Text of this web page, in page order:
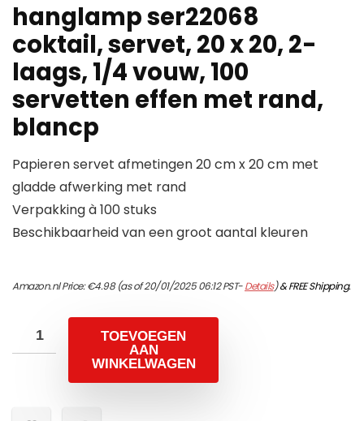
hanglamp ser22068
coktail, servet, 20 x 20, 2-
laags, 1/4 vouw, 100
servetten effen met rand,
blancp
Papieren servet afmetingen 20 cm x 20 cm met
gladde afwerking met rand
Verpakking à 100 stuks
Beschikbaarheid van een groot aantal kleuren
Amazon.nl Price:€4.98(as of 20/01/2025 06:12 PST-Details)&FREE Shipping.
TOEVOEGEN
AAN
WINKELWAGEN